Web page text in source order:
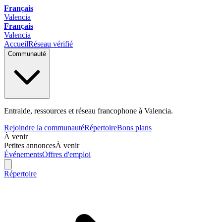
Français
Valencia
Français
Valencia
AccueilRéseau vérifié
Communauté
Entraide, ressources et réseau francophone à Valencia.
Rejoindre la communautéRépertoireBons plans
À venir
Petites annoncesÀ venir
ÉvénementsOffres d'emploi
Répertoire